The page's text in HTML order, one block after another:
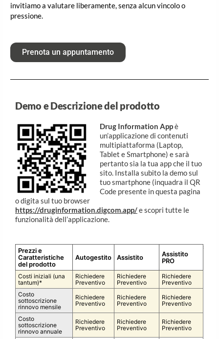
invitiamo a valutare liberamente, senza alcun vincolo o
pressione.
Prenota un appuntamento
Demo e Descrizione del prodotto
Drug Information Appè
un’applicazione di contenuti
multipiattaforma (Laptop,
Tablet e Smartphone) e sarà
pertanto sia la tua app che il tuo
sito. Installa subito la demo sul
tuo smartphone (inquadra il QR
Code presente in questa pagina
o digita sul tuo browser
https://druginformation.digcom.app/e scopri tutte le
funzionalità dell’applicazione.
Prezzi e
Caratteristiche
del prodotto
Autogestito Assistito
Assistito
PRO
Costi iniziali (una
tantum)*
Richiedere
Preventivo
Richiedere
Preventivo
Richiedere
Preventivo
Costo
sottoscrizione
rinnovo mensile
Richiedere
Preventivo
Richiedere
Preventivo
Richiedere
Preventivo
Costo
sottoscrizione
rinnovo annuale
Richiedere
Preventivo
Richiedere
Preventivo
Richiedere
Preventivo